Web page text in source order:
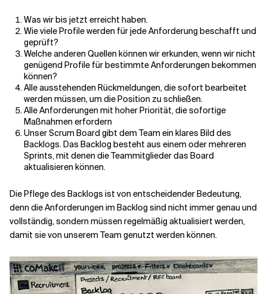
Was wir bis jetzt erreicht haben.
Wie viele Profile werden für jede Anforderung beschafft und
geprüft?
Welche anderen Quellen können wir erkunden, wenn wir nicht
genügend Profile für bestimmte Anforderungen bekommen
können?
Alle ausstehenden Rückmeldungen, die sofort bearbeitet
werden müssen, um die Position zu schließen.
Alle Anforderungen mit hoher Priorität, die sofortige
Maßnahmen erfordern
Unser Scrum Board gibt dem Team ein klares Bild des
Backlogs. Das Backlog besteht aus einem oder mehreren
Sprints, mit denen die Teammitglieder das Board
aktualisieren können.
Die Pflege des Backlogs ist von entscheidender Bedeutung,
denn die Anforderungen im Backlog sind nicht immer genau und
vollständig, sondern müssen regelmäßig aktualisiert werden,
damit sie von unserem Team genutzt werden können.